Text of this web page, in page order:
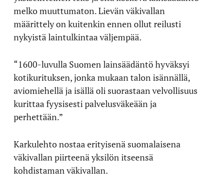
melko muuttumaton. Lievän väkivallan
määrittely on kuitenkin ennen ollut reilusti
nykyistä laintulkintaa väljempää.
“1600-luvulla Suomen lainsäädäntö hyväksyi
kotikurituksen, jonka mukaan talon isännällä,
aviomiehellä ja isällä oli suorastaan velvollisuus
kurittaa fyysisesti palvelusväkeään ja
perhettään.”
Karkulehto nostaa erityisenä suomalaisena
väkivallan piirteenä yksilön itseensä
kohdistaman väkivallan.